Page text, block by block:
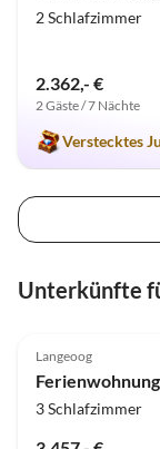
2 Schlafzimmer
2.362,- €
2 Gäste / 7 Nächte
Verstecktes
Unterkünfte
Langeoog
3 Schlafzimmer